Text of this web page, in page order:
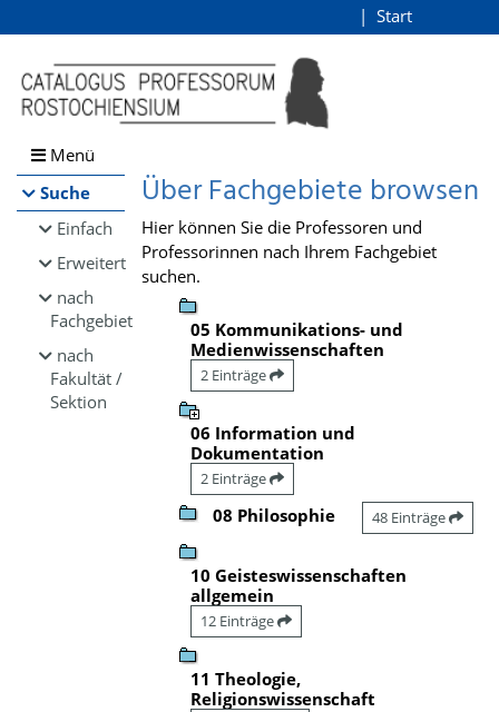
Browsen
direkt zum Inhalt
Start
Menü
Suche
Einfach
Erweitert
nach
Fachgebiet
nach
Fakultät /
Sektion
Über Fachgebiete browsen
Hier können Sie die Professoren und
Professorinnen nach Ihrem Fachgebiet
suchen.
05 Kommunikations- und
Medienwissenschaften
2 Einträge
06 Information und
Dokumentation
2 Einträge
08 Philosophie 48 Einträge
10 Geisteswissenschaften
allgemein
12 Einträge
11 Theologie,
Religionswissenschaft